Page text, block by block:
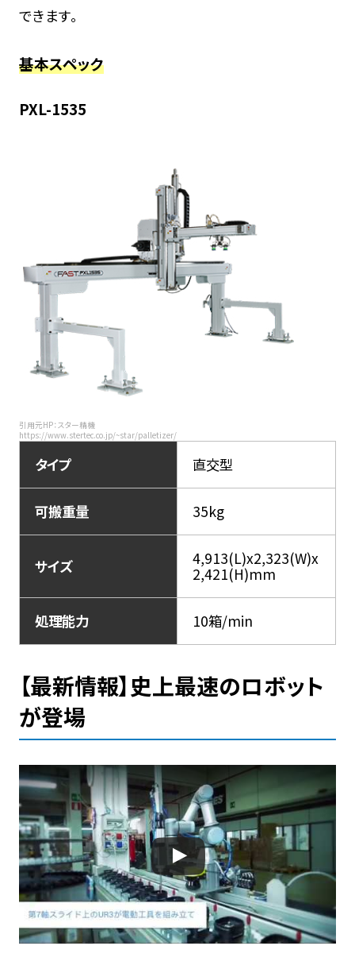
できます。
基本スペック
PXL-1535
引用元HP：スター精機
https://www.stertec.co.jp/~star/palletizer/
タイプ 直交型
可搬重量 35kg
サイズ
4,913(L)x2,323(W)x
2,421(H)mm
処理能力 10箱/min
【最新情報】史上最速のロボット
が登場